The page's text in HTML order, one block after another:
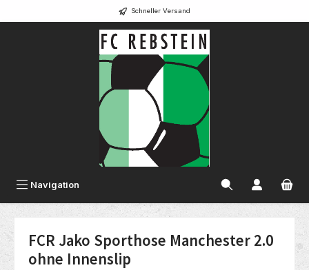
Schneller Versand
Navigation
FCR Jako Sporthose Manchester 2.0
ohne Innenslip